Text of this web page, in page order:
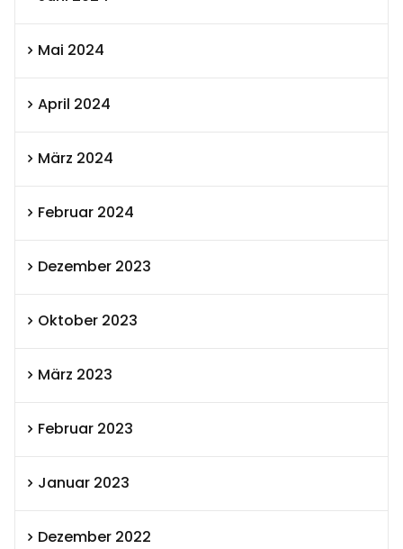
Mai 2024
April 2024
März 2024
Februar 2024
Dezember 2023
Oktober 2023
März 2023
Februar 2023
Januar 2023
Dezember 2022